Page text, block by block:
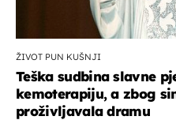
ŽIVOT PUN KUŠNJI
Teška sudbina slavne
kemoterapiju, a zbog
proživljavala dramu